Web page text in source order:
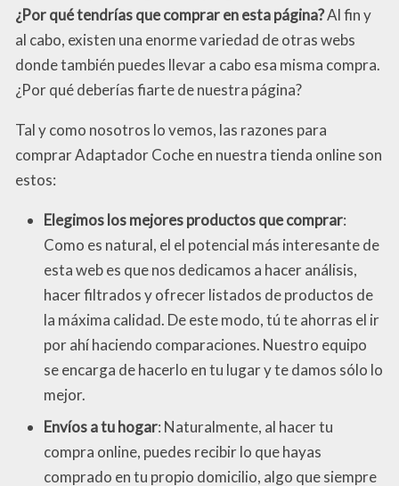
¿Por qué tendrías que comprar en esta página?Al fin y
al cabo, existen una enorme variedad de otras webs
donde también puedes llevar a cabo esa misma compra.
¿Por qué deberías fiarte de nuestra página?
Tal y como nosotros lo vemos, las razones para
comprar Adaptador Coche en nuestra tienda online son
estos:
Elegimos los mejores productos que comprar:
Como es natural, el el potencial más interesante de
esta web es que nos dedicamos a hacer análisis,
hacer filtrados y ofrecer listados de productos de
la máxima calidad. De este modo, tú te ahorras el ir
por ahí haciendo comparaciones. Nuestro equipo
se encarga de hacerlo en tu lugar y te damos sólo lo
mejor.
Envíos a tu hogar: Naturalmente, al hacer tu
compra online, puedes recibir lo que hayas
comprado en tu propio domicilio, algo que siempre